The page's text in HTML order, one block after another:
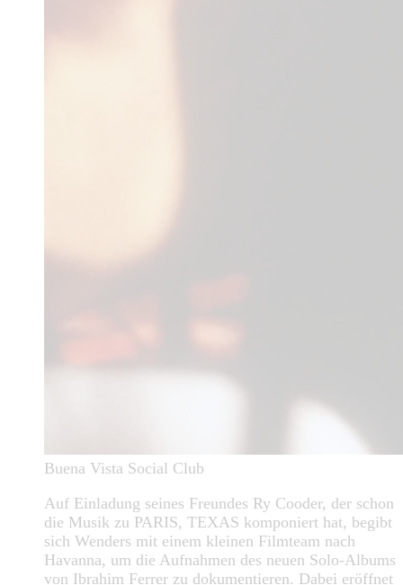
Buena Vista Social Club
Auf Einladung seines Freundes Ry Cooder, der schon
die Musik zu PARIS, TEXAS komponiert hat, begibt
sich Wenders mit einem kleinen Filmteam nach
Havanna, um die Aufnahmen des neuen Solo-Albums
von Ibrahim Ferrer zu dokumentieren. Dabei eröffnet